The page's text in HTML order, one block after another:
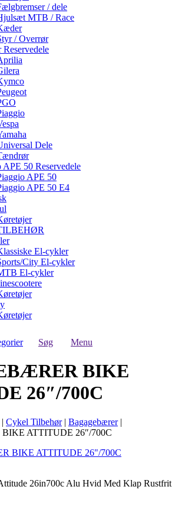
/ dele
MTB / Race
/ Overrør
Reservedele
Dele
APE 50 Reservedele
APE 50
APE 50 E4
El-cykler
City El-cykler
El-cykler
Søg Menu
BIKE
26″/700C
| Cykel Tilbehør| Bagagebærer|
ATTITUDE 26″/700C
26in700c Alu Hvid Med Klap Rustfrit